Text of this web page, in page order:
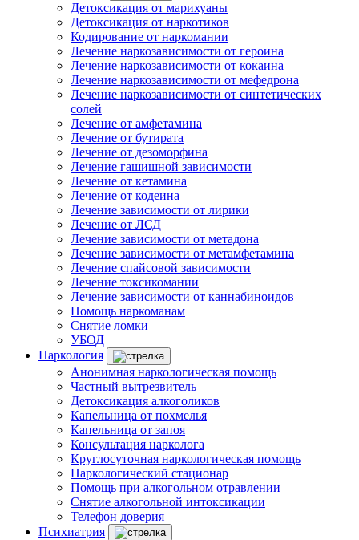
Детоксикация от марихуаны
Детоксикация от наркотиков
Кодирование от наркомании
Лечение наркозависимости от героина
Лечение наркозависимости от кокаина
Лечение наркозависимости от мефедрона
Лечение наркозависимости от синтетических
солей
Лечение от амфетамина
Лечение от бутирата
Лечение от дезоморфина
Лечение гашишной зависимости
Лечение от кетамина
Лечение от кодеина
Лечение зависимости от лирики
Лечение от ЛСД
Лечение зависимости от метадона
Лечение зависимости от метамфетамина
Лечение спайсовой зависимости
Лечение токсикомании
Лечение зависимости от каннабиноидов
Помощь наркоманам
Снятие ломки
УБОД
Наркология
Анонимная наркологическая помощь
Частный вытрезвитель
Детоксикация алкоголиков
Капельница от похмелья
Капельница от запоя
Консультация нарколога
Круглосуточная наркологическая помощь
Наркологический стационар
Помощь при алкогольном отравлении
Снятие алкогольной интоксикации
Телефон доверия
Психиатрия